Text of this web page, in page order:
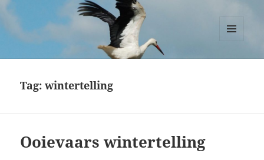
Ooievaars Zegveld
Tag:wintertelling
Ooievaars wintertelling